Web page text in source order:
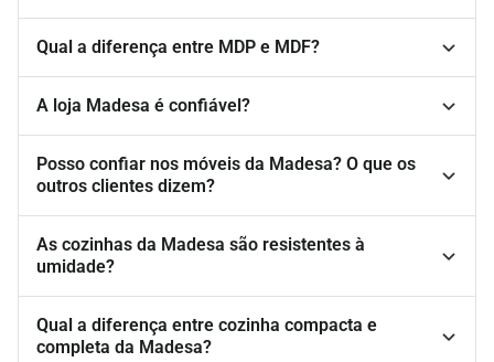
Qual a diferença entre MDP e MDF?
A loja Madesa é confiável?
Posso confiar nos móveis da Madesa? O que os
outros clientes dizem?
As cozinhas da Madesa são resistentes à
umidade?
Qual a diferença entre cozinha compacta e
completa da Madesa?